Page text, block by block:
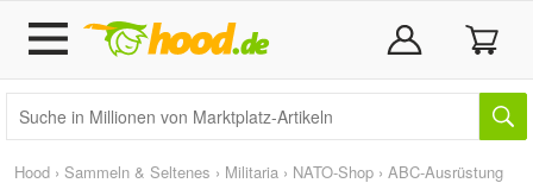
Hood › Sammeln & Seltenes › Militaria › NATO-Shop › ABC-Ausrüstung